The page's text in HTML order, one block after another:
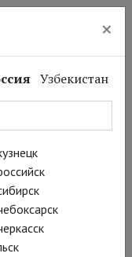
×
Узбекистан